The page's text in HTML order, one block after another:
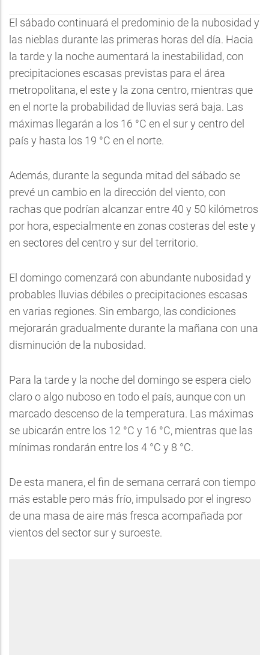
El sábado continuará el predominio de la nubosidad y
las nieblas durante las primeras horas del día. Hacia
la tarde y la noche aumentará la inestabilidad, con
precipitaciones escasas previstas para el área
metropolitana, el este y la zona centro, mientras que
en el norte la probabilidad de lluvias será baja. Las
máximas llegarán a los 16 °C en el sur y centro del
país y hasta los 19 °C en el norte.
Además, durante la segunda mitad del sábado se
prevé un cambio en la dirección del viento, con
rachas que podrían alcanzar entre 40 y 50 kilómetros
por hora, especialmente en zonas costeras del este y
en sectores del centro y sur del territorio.
El domingo comenzará con abundante nubosidad y
probables lluvias débiles o precipitaciones escasas
en varias regiones. Sin embargo, las condiciones
mejorarán gradualmente durante la mañana con una
disminución de la nubosidad.
Para la tarde y la noche del domingo se espera cielo
claro o algo nuboso en todo el país, aunque con un
marcado descenso de la temperatura. Las máximas
se ubicarán entre los 12 °C y 16 °C, mientras que las
mínimas rondarán entre los 4 °C y 8 °C.
De esta manera, el fin de semana cerrará con tiempo
más estable pero más frío, impulsado por el ingreso
de una masa de aire más fresca acompañada por
vientos del sector sur y suroeste.